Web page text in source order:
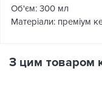
Об'єм: 300 мл
Матеріали: преміум
З цим товаром